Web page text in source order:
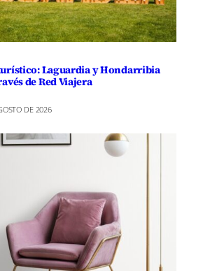
Laguardia y Hondarribia
de Red Viajera
DE 2026